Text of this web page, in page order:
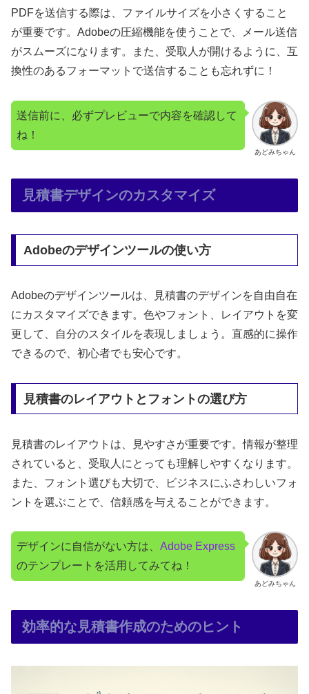
PDFを送信する際は、ファイルサイズを小さくすること
が重要です。Adobeの圧縮機能を使うことで、メール送信
がスムーズになります。また、受取人が開けるように、互
換性のあるフォーマットで送信することも忘れずに！
あどみちゃん
送信前に、必ずプレビューで内容を確認して
ね！
見積書デザインのカスタマイズ
Adobeのデザインツールの使い方
Adobeのデザインツールは、見積書のデザインを自由自在
にカスタマイズできます。色やフォント、レイアウトを変
更して、自分のスタイルを表現しましょう。直感的に操作
できるので、初心者でも安心です。
見積書のレイアウトとフォントの選び方
見積書のレイアウトは、見やすさが重要です。情報が整理
されていると、受取人にとっても理解しやすくなります。
また、フォント選びも大切で、ビジネスにふさわしいフォ
ントを選ぶことで、信頼感を与えることができます。
あどみちゃん
デザインに自信がない方は、 Adobe Express
のテンプレートを活用してみてね！
効率的な見積書作成のためのヒント